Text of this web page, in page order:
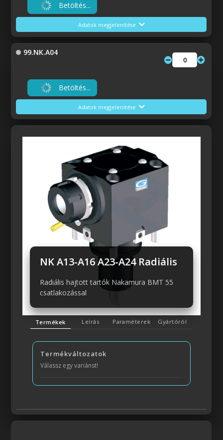
Betöltés...
Adatok megjelenítése
99.NK.A04
Betöltés...
Adatok megjelenítése
Előző
NK A13-A16 A23-A24 Radiális
Radiális hajtott tartók Nakamura BMT 55
csatlakozással
Termékek Leírás Paraméterek Gyártóról
Termékváltozatok
Válassz egy variánst!